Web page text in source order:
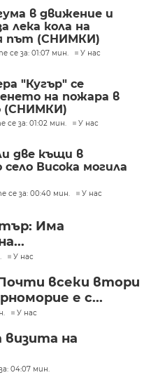
в движение и
лека кола на
път (СНИМКИ)
се за: 01:07 мин. У нас
"Кугър" се
на пожара в
(СНИМКИ)
се за: 01:02 мин. У нас
две къщи в
Висока могила
се за: 00:40 мин. У нас
Има
У нас
всеки втори
е с...
У нас
визита на
04:07 мин.